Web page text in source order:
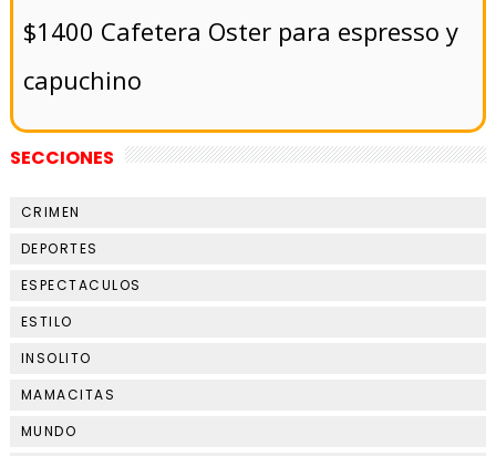
$1400 Cafetera Oster para espresso y
capuchino
SECCIONES
CRIMEN
DEPORTES
ESPECTACULOS
ESTILO
INSOLITO
MAMACITAS
MUNDO